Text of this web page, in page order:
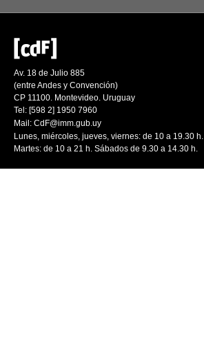
Av. 18 de Julio 885
(entre Andes y Convención)
CP 11100. Montevideo. Uruguay
Tel: [598 2] 1950 7960
Mail: CdF@imm.gub.uy
Lunes, miércoles, jueves, viernes: de 10 a 19.30 h.
Martes: de 10 a 21 h. Sábados de 9.30 a 14.30 h.